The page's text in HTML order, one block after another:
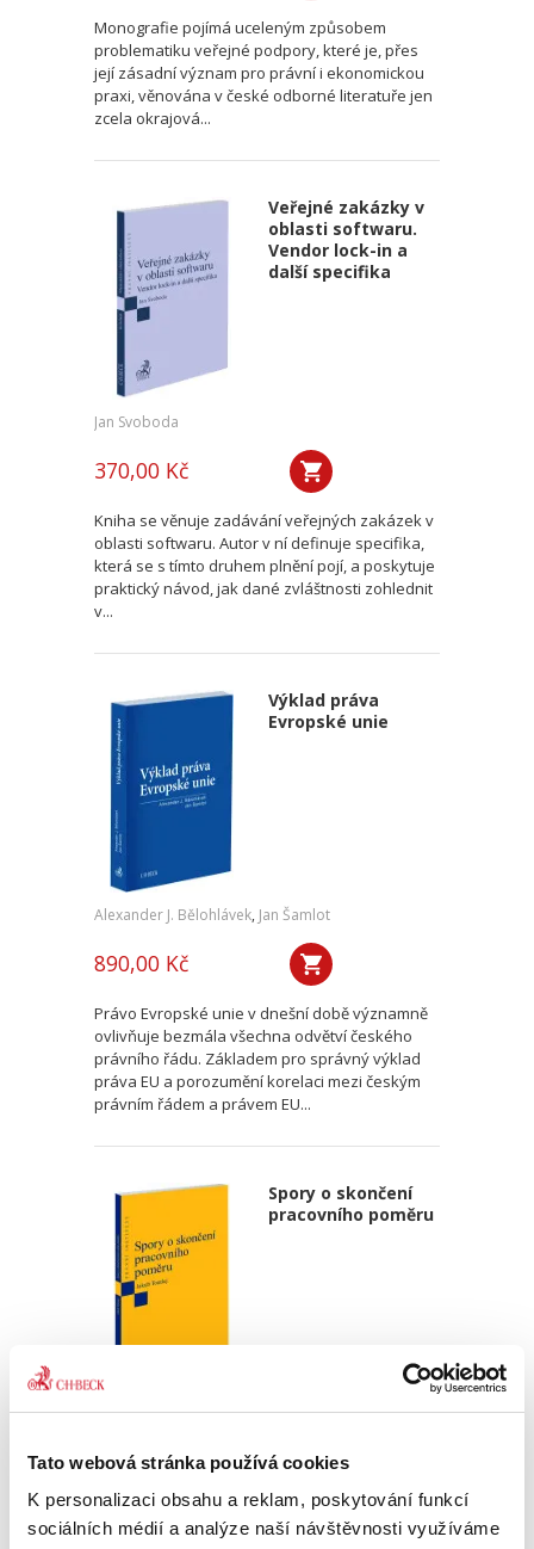
Tato webová stránka používá cookies
K personalizaci obsahu a reklam, poskytování funkcí
sociálních médií a analýze naší návštěvnosti využíváme
Monografie pojímá uceleným způsobem
problematiku veřejné podpory, které je, přes
její zásadní význam pro právní i ekonomickou
praxi, věnována v české odborné literatuře jen
zcela okrajová...
Veřejné zakázky v
oblasti softwaru.
Vendor lock-in a
další specifika
Jan Svoboda
370,00 Kč
Kniha se věnuje zadávání veřejných zakázek v
oblasti softwaru. Autor v ní definuje specifika,
která se s tímto druhem plnění pojí, a poskytuje
praktický návod, jak dané zvláštnosti zohlednit
v...
Výklad práva
Evropské unie
Alexander J. Bělohlávek, Jan Šamlot
890,00 Kč
Právo Evropské unie v dnešní době významně
ovlivňuje bezmála všechna odvětví českého
právního řádu. Základem pro správný výklad
práva EU a porozumění korelaci mezi českým
právním řádem a právem EU...
Spory o skončení
pracovního poměru
Jakub Tomšej
390,00 Kč
Skončení pracovního poměru může snadno
vést k soudnímu sporu. Předkládaná publikace